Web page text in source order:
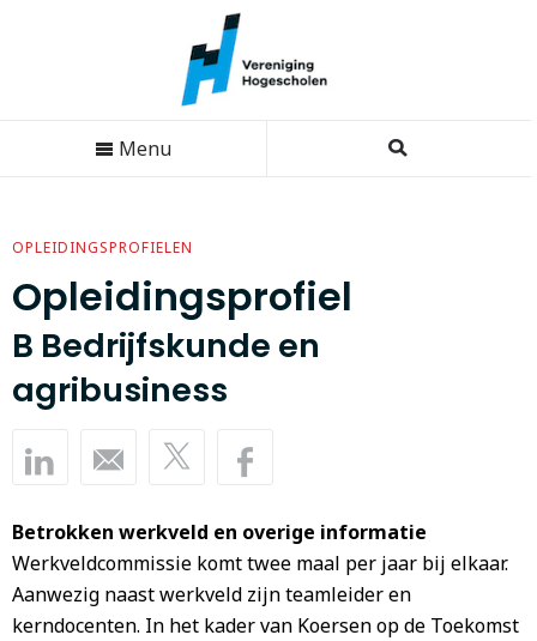
Menu
OPLEIDINGSPROFIELEN
Opleidingsprofiel
B Bedrijfskunde en
agribusiness
Betrokken werkveld en overige informatie
Werkveldcommissie komt twee maal per jaar bij elkaar.
Aanwezig naast werkveld zijn teamleider en
kerndocenten. In het kader van Koersen op de Toekomst